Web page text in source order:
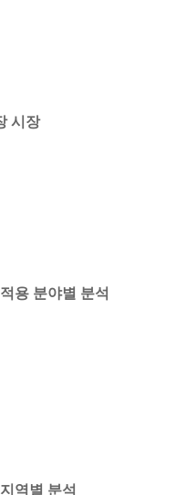
시장
용 분야별 분석
역별 분석